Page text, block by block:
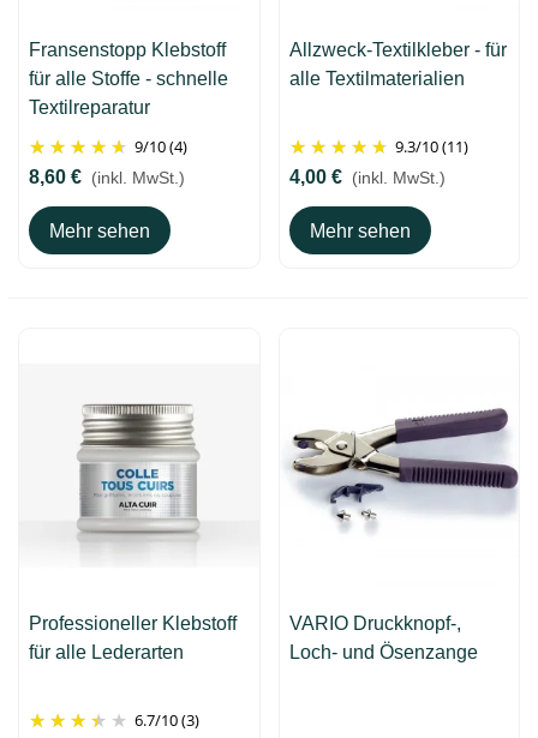
Fransenstopp Klebstoff
für alle Stoffe - schnelle
Textilreparatur
9/10(4)
8,60 € (inkl. MwSt.)
Mehr sehen
Allzweck-Textilkleber - für
alle Textilmaterialien
9.3/10(11)
4,00 € (inkl. MwSt.)
Mehr sehen
Professioneller Klebstoff
für alle Lederarten
6.7/10(3)
VARIO Druckknopf-,
Loch- und Ösenzange